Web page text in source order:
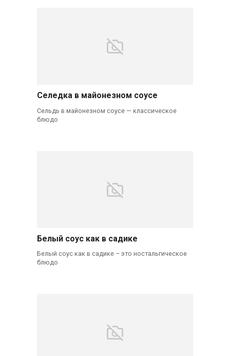
Селедка в майонезном соусе
Сельдь в майонезном соусе — классическое
блюдо
Белый соус как в садике
Белый соус как в садике – это ностальгическое
блюдо